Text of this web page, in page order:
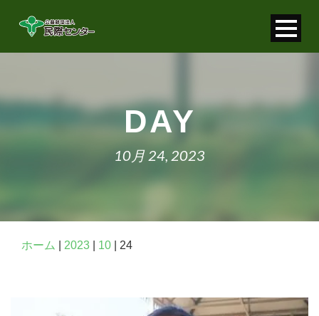
お問い合わせ
DAY
10月 24, 2023
ホーム 2023 10 24